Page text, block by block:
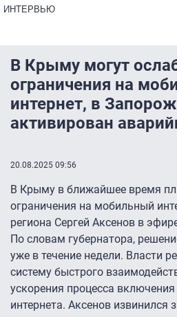
ИНТЕРВЬЮ
В Крыму могут
ограничения на
интернет, в
активирован
20.08.2025 09:56
В Крыму в ближайшее время
ограничения на мобильный
региона Сергей Аксенов в
По словам губернатора,
уже в течение недели. Власти
систему быстрого
ускорения процесса
интернета. Аксенов извинился